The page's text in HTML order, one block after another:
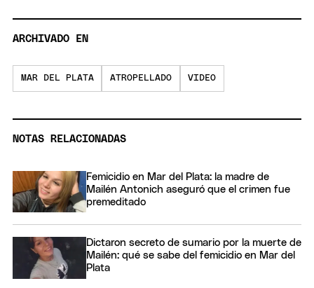
ARCHIVADO EN
MAR DEL PLATA ATROPELLADO VIDEO
NOTAS RELACIONADAS
Femicidio en Mar del Plata: la madre de
Mailén Antonich aseguró que el crimen fue
premeditado
Dictaron secreto de sumario por la muerte de
Mailén: qué se sabe del femicidio en Mar del
Plata